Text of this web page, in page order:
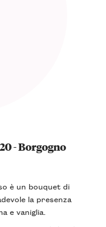
- Borgogno
è un bouquet di
la presenza
e vaniglia.